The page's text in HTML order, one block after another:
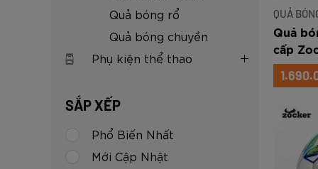
Quả bóng rổ
Quả bóng chuyền
Phụ kiện thể thao
SẮP XẾP
Phổ Biến Nhất
Mới Cập Nhật
QUẢ
Quả
cấp
ZK5-